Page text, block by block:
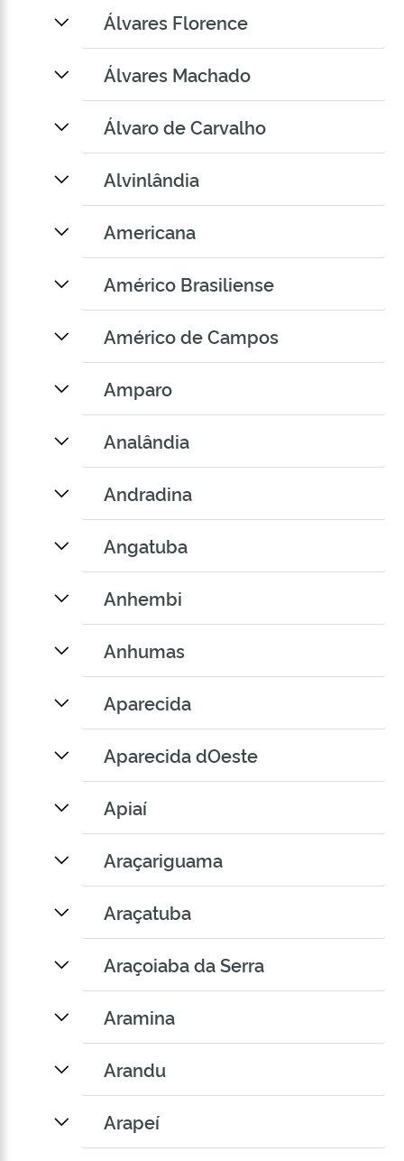
Álvares Florence
Álvares Machado
Álvaro de Carvalho
Alvinlândia
Americana
Américo Brasiliense
Américo de Campos
Amparo
Analândia
Andradina
Angatuba
Anhembi
Anhumas
Aparecida
Aparecida dOeste
Apiaí
Araçariguama
Araçatuba
Araçoiaba da Serra
Aramina
Arandu
Arapeí